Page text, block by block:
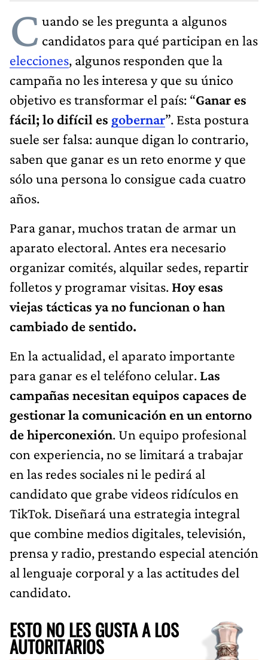
C uando se les pregunta a algunos
candidatos para qué participan en las
elecciones, algunos responden que la
campaña no les interesa y que su único
objetivo es transformar el país: “Ganar es
fácil; lo difícil es gobernar”. Esta postura
suele ser falsa: aunque digan lo contrario,
saben que ganar es un reto enorme y que
sólo una persona lo consigue cada cuatro
años.
Para ganar, muchos tratan de armar un
aparato electoral. Antes era necesario
organizar comités, alquilar sedes, repartir
folletos y programar visitas. Hoy esas
viejas tácticas ya no funcionan o han
cambiado de sentido.
En la actualidad, el aparato importante
para ganar es el teléfono celular. Las
campañas necesitan equipos capaces de
gestionar la comunicación en un entorno
de hiperconexión. Un equipo profesional
con experiencia, no se limitará a trabajar
en las redes sociales ni le pedirá al
candidato que grabe videos ridículos en
TikTok. Diseñará una estrategia integral
que combine medios digitales, televisión,
prensa y radio, prestando especial atención
al lenguaje corporal y a las actitudes del
candidato.
ESTO NO LES GUSTA A LOS
AUTORITARIOS